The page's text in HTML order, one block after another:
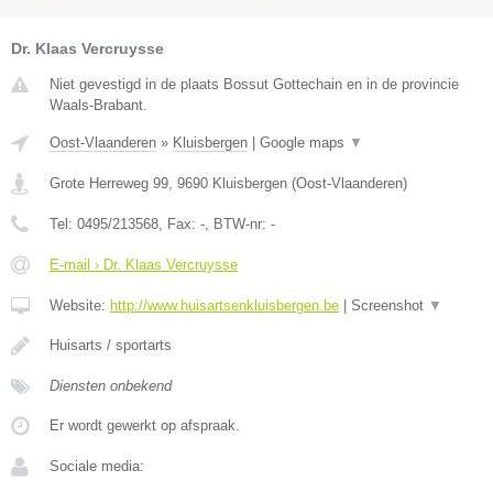
Dr. Klaas Vercruysse
Niet gevestigd in de plaats Bossut Gottechain en in de provincie
Waals-Brabant.
Oost-Vlaanderen » Kluisbergen Google maps ▼
Grote Herreweg 99 9690 Kluisbergen (Oost-Vlaanderen)
Tel: 0495/213568 , Fax: - , BTW-nr: -
E-mail › Dr. Klaas Vercruysse
Website: http://www.huisartsenkluisbergen.be Screenshot ▼
Huisarts / sportarts
Diensten onbekend
Er wordt gewerkt op afspraak.
Sociale media: